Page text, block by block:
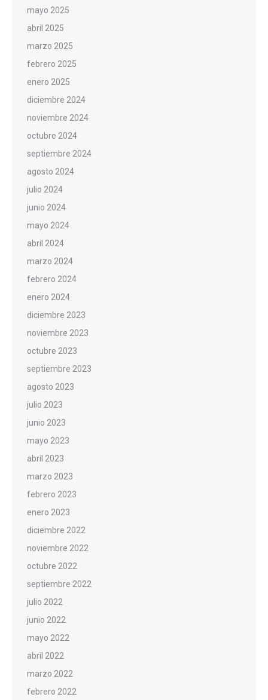
mayo 2025
abril 2025
marzo 2025
febrero 2025
enero 2025
diciembre 2024
noviembre 2024
octubre 2024
septiembre 2024
agosto 2024
julio 2024
junio 2024
mayo 2024
abril 2024
marzo 2024
febrero 2024
enero 2024
diciembre 2023
noviembre 2023
octubre 2023
septiembre 2023
agosto 2023
julio 2023
junio 2023
mayo 2023
abril 2023
marzo 2023
febrero 2023
enero 2023
diciembre 2022
noviembre 2022
octubre 2022
septiembre 2022
julio 2022
junio 2022
mayo 2022
abril 2022
marzo 2022
febrero 2022